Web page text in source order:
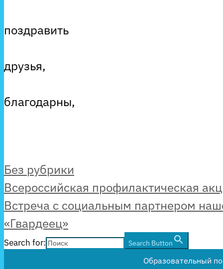
поздравить
друзья,
благодарны,
Рубрики
Без рубрики
Всероссийская профилактическая
Встреча с социальным партнером
«Гвардеец»
Search for: Search Button
Образовательный